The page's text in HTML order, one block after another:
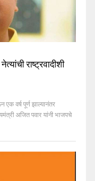
राष्ट्रवादीशी
वर्ष पूर्ण झाल्यानंतर
अजित पवार यांनी भाजपचे